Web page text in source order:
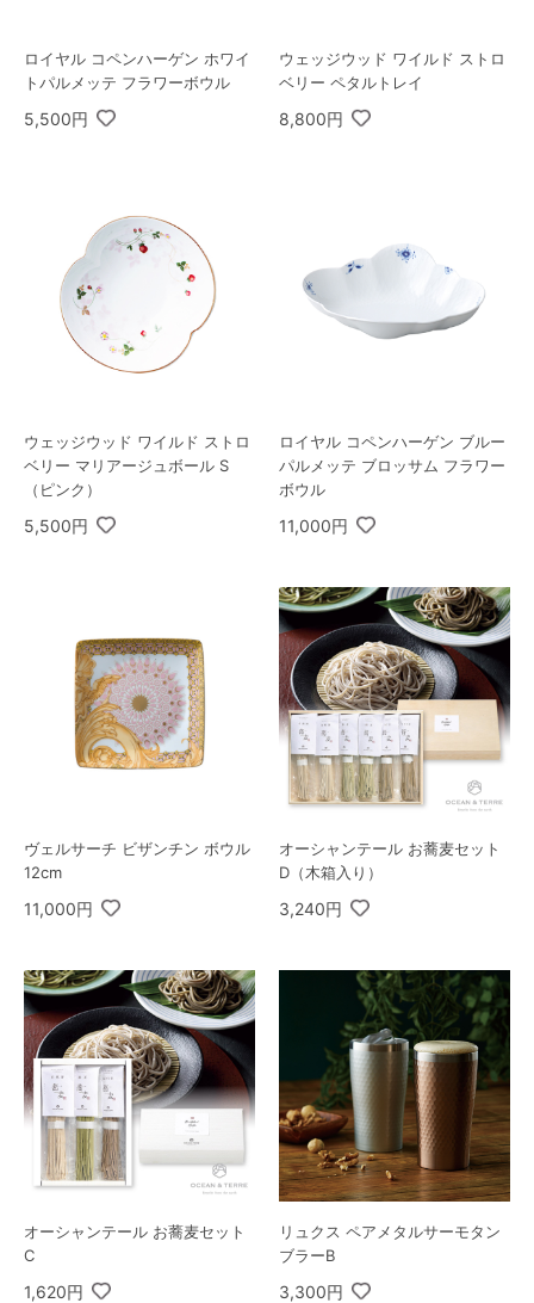
ロイヤル コペンハーゲン ホワイ
トパルメッテ フラワーボウル
5,500円
ウェッジウッド ワイルド ストロ
ベリー ペタルトレイ
8,800円
ウェッジウッド ワイルド ストロ
ベリー マリアージュボール S
（ピンク）
5,500円
ロイヤル コペンハーゲン ブルー
パルメッテ ブロッサム フラワー
ボウル
11,000円
ヴェルサーチ ビザンチン ボウル
12cm
11,000円
オーシャンテール お蕎麦セット
D（木箱入り）
3,240円
オーシャンテール お蕎麦セット
C
1,620円
リュクス ペアメタルサーモタン
ブラーB
3,300円